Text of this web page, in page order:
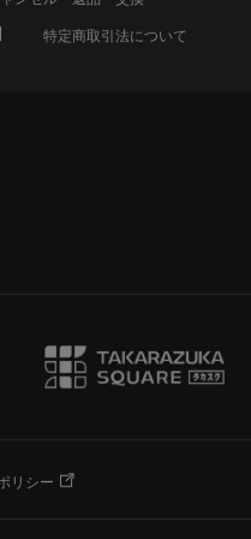
特定商取引法について
リシー